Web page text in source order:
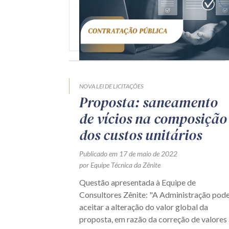
NOVA LEI DE LICITAÇÕES
Proposta: saneamento
de vícios na composição
dos custos unitários
Publicado em 17 de maio de 2022
por Equipe Técnica da Zênite
Questão apresentada à Equipe de
Consultores Zênite: "A Administração
aceitar a alteração do valor global da
proposta, em razão da correção de valores